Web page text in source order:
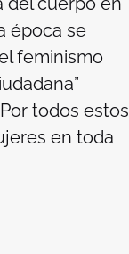
época se
feminismo
todos estos
en toda